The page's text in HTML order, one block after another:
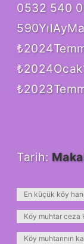
0532 540 0
Tarih:
En küçük köy
Köy muhtar ceza
Köy muhtarının